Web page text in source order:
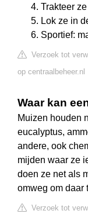
Trakteer
Lok ze in
Sportief:
Verzoek tot
op centraalbeheer.nl
Waar kan
Muizen houden
eucalyptus,
andere, ook
mijden waar ze
doen ze net als
omweg om daar
Verzoek tot